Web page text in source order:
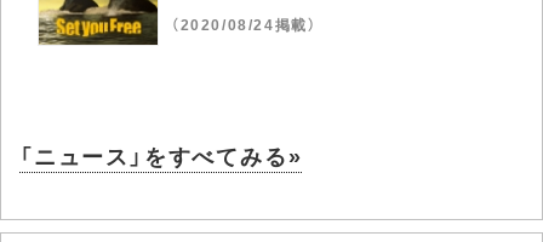
（2020/08/24掲載）
「ニュース」をすべてみる»